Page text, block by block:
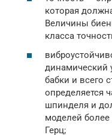
которая
Величины
класса
динамический
бабки и всего
определяется
шпинделя и
моделей
Герц;